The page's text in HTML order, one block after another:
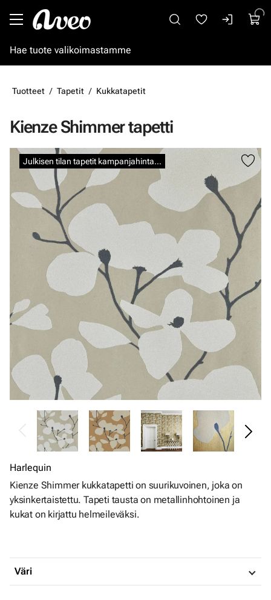
Tuotteet Tapetit Kukkatapetit
Kienze Shimmer tapetti
Julkisen tilan tapetit kampanjahintaan
Ohita kuvat
Harlequin
Kienze Shimmer kukkatapetti on suurikuvoinen, joka on
yksinkertaistettu. Tapeti tausta on metallinhohtoinen ja
kukat on kirjattu helmeileväksi.
Väri